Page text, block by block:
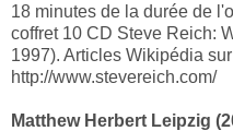
18 minutes de la durée de
coffret 10 CD Steve Reich:
1997). Articles Wikipédia
http://www.stevereich.com/
Matthew Herbert Leipzig